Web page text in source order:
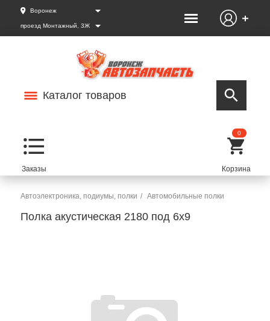
Воронеж
проезд Монтажный, 3Ж
Каталог товаров
0
Автоэлектроника, подиумы, полки Автомобильные полки
Полка акустическая 2180 под 6x9